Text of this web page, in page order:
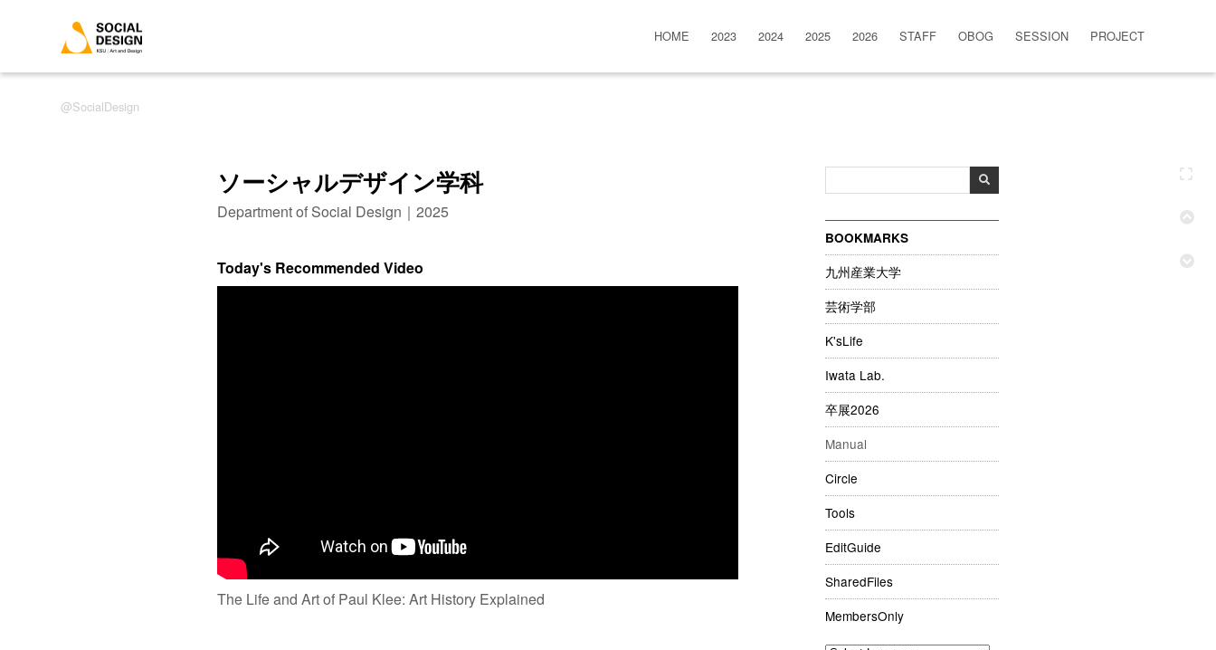
SocialDesign
HOME 2023 2024 2025 2026 STAFF OBOG SESSION PROJECT
BOOKMARKS
九州産業大学
芸術学部
K'sLife
Iwata Lab.
卒展2026
Manual
Circle
Tools
EditGuide
SharedFiles
MembersOnly
ソーシャルデザイン学科
Department of Social Design｜2025
Today's Recommended Video
The Life and Art of Paul Klee: Art History Explained